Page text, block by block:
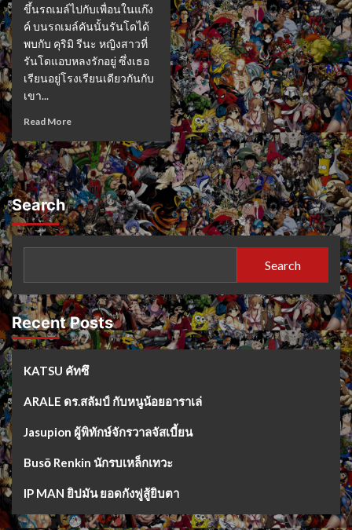
ขึ้นรถเมล์ไปกับเพื่อนในแก๊ง
ค์ บนรถเมล์คันนั้นรันโดได้
พบกับ คุริมิ รีนะ หญิงสาวที่
รันโดแอบหลงรักอยู่ ซึ่งเธอ
เรียนอยู่โรงเรียนเดียวกันกับ
เขา...
Read More
Search
Search
Recent Posts
KATSU คัทซึ
ARALE ดร.สลัมป์ กับหนูน้อยอาราเล่
Jasupion ผู้พิทักษ์จักรวาลจัสเบี้ยน
Busō Renkin นักรบเหล็กเทวะ
IP MAN ยิปมัน ยอดกังฟูสู้ยิบตา